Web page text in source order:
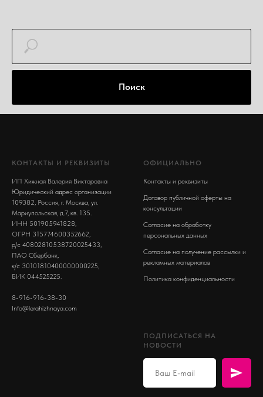
Поиск
КОНТАКТЫ И РЕКВИЗИТЫ
ИП Хижная Валерия Викторовна
Юридический адрес организации
109382, Россия, г. Москва, ул.
Мариупольская, д.7, кв. 135.
ИНН 501905941828,
ОГРН 315774600352662,
р/с 40802810538720025433,
ПАО Сбербанк,
к/с 30101810400000000225,
БИК 044525225.
8-916-916-38-30
Info@lerahizhnaya.com
ОФИЦИАЛЬНО
Контакты и реквизиты
Договор публичной оферты на
консультации
Согласие на обработку
персональных данных
Согласие на получение рассылки и
рекламных материалов
Политика конфиденциальности
ПОДПИСАТЬСЯ НА
НОВОСТИ